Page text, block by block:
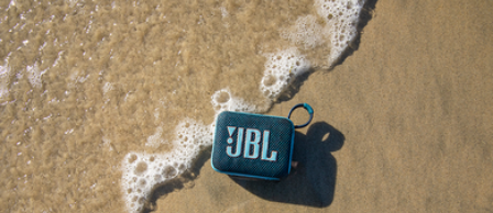
función sintoniza y optimiza el rendimiento para obtener
un sonido más alto y nítido.